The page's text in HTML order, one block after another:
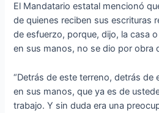
El Mandatario estatal mencionó
de quienes reciben sus escrituras
de esfuerzo, porque, dijo, la casa
en sus manos, no se dio por obra
“Detrás de este terreno, detrás de
en sus manos, que ya es de
trabajo. Y sin duda era una